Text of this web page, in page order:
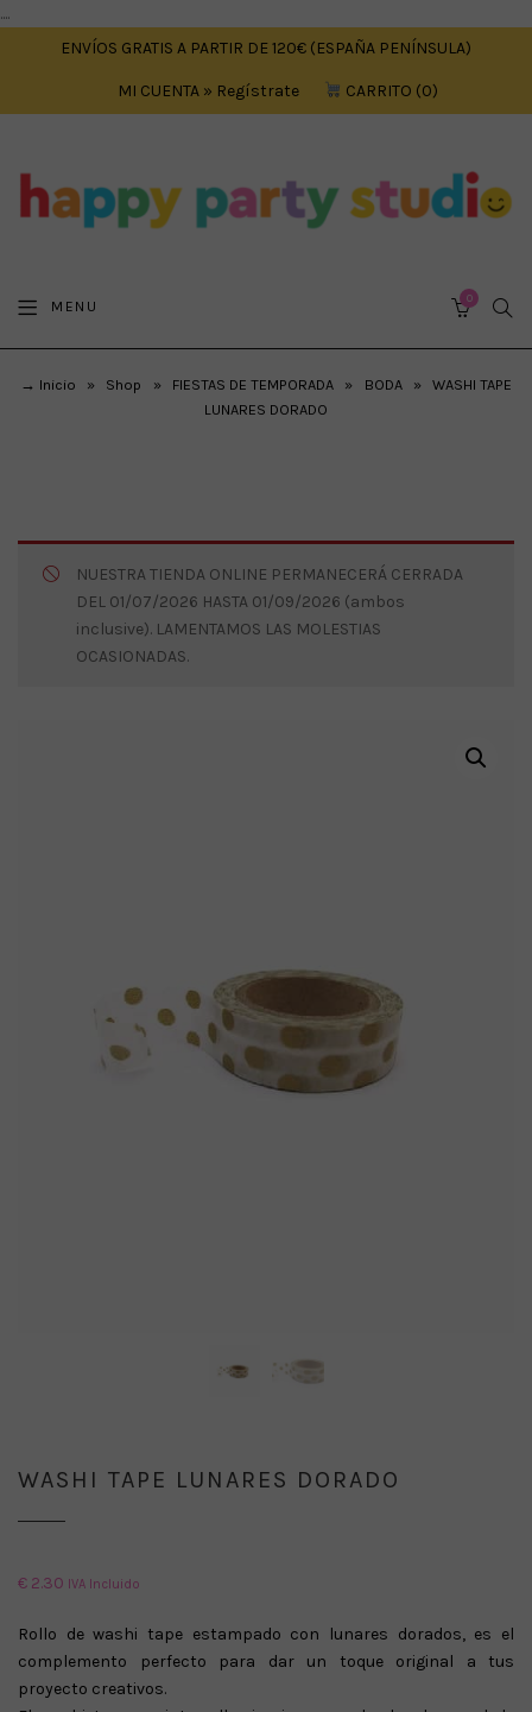
....
ENVÍOS GRATIS A PARTIR DE 120€ (ESPAÑA PENÍNSULA)
MI CUENTA » Regístrate CARRITO 0
MENU 0
→ Inicio » Shop » FIESTAS DE TEMPORADA » BODA »
WASHI TAPE
LUNARES DORADO
NUESTRA TIENDA ONLINE PERMANECERÁ CERRADA
DEL 01/07/2026 HASTA 01/09/2026 (ambos
inclusive). LAMENTAMOS LAS MOLESTIAS
OCASIONADAS.
WASHI TAPE LUNARES DORADO
€ 2.30 IVA Incluido
Rollo de washi tape estampado con lunares dorados, es el
complemento perfecto para dar un toque original a tus
proyecto creativos.